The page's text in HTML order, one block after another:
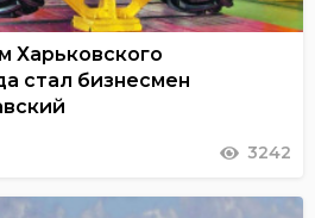
Харьковского
стал бизнесмен
3242